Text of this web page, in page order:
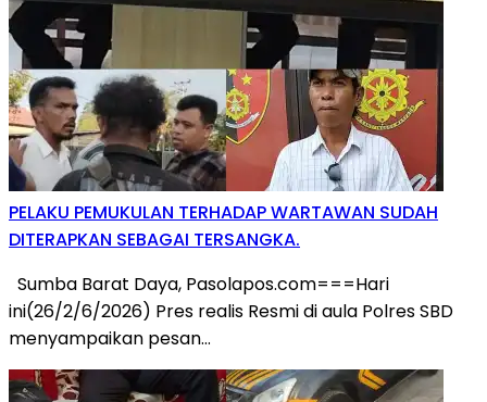
PELAKU PEMUKULAN TERHADAP WARTAWAN SUDAH
DITERAPKAN SEBAGAI TERSANGKA.
Sumba Barat Daya, Pasolapos.com===Hari
ini(26/2/6/2026) Pres realis Resmi di aula Polres SBD
menyampaikan pesan…